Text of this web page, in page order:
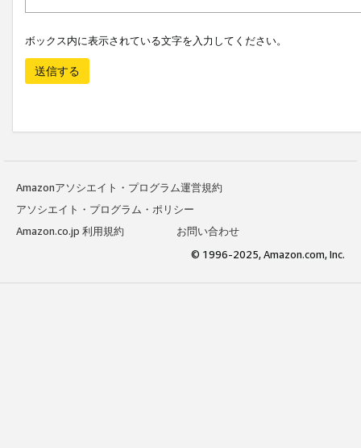
ボックス内に表示されている文字を入力してください。
送信する
Amazonアソシエイト・プログラム運営規約
アソシエイト・プログラム・ポリシー
Amazon.co.jp 利用規約
お問い合わせ
© 1996-2025, Amazon.com, Inc.